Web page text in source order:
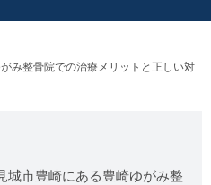
み整骨院での治療メリットと正しい対
城市豊崎にある豊崎ゆがみ整